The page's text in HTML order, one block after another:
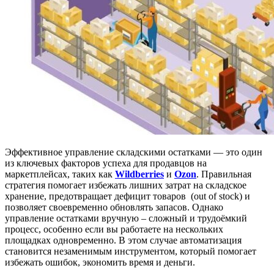
Эффективное управление складскими остатками — это один
из ключевых факторов успеха для продавцов на
маркетплейсах, таких как Wildberries и Ozon. Правильная
стратегия помогает избежать лишних затрат на складское
хранение, предотвращает дефицит товаров (out of stock) и
позволяет своевременно обновлять запасов. Однако
управление остатками вручную – сложный и трудоёмкий
процесс, особенно если вы работаете на нескольких
площадках одновременно. В этом случае автоматизация
становится незаменимым инструментом, который помогает
избежать ошибок, экономить время и деньги.